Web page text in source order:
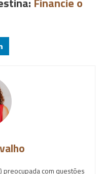
preocupada com questões